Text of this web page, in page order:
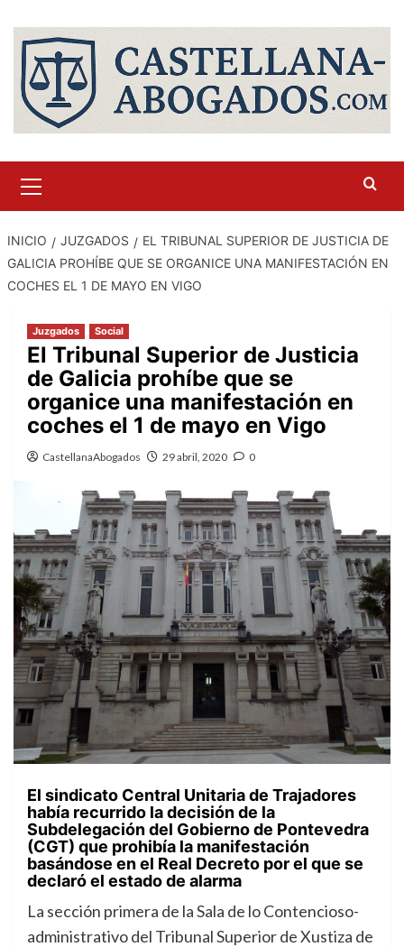
contenido
primario
INICIO JUZGADOS
EL TRIBUNAL SUPERIOR DE JUSTICIA DE
GALICIA PROHÍBE QUE SE ORGANICE UNA MANIFESTACIÓN EN
COCHES EL 1 DE MAYO EN VIGO
Juzgados Social
El Tribunal Superior de Justicia
de Galicia prohíbe que se
organice una manifestación en
coches el 1 de mayo en Vigo
CastellanaAbogados 29 abril, 2020 0
El sindicato Central Unitaria de Trajadores
había recurrido la decisión de la
Subdelegación del Gobierno de Pontevedra
(CGT) que prohibía la manifestación
basándose en el Real Decreto por el que se
declaró el estado de alarma
La sección primera de la Sala de lo Contencioso-
administrativo del Tribunal Superior de Xustiza de